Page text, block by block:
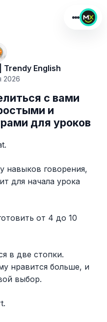
English
2026
с вами
и
для уроков
навыков говорения,
для начала урока
от 4 до 10
в две стопки.
нравится больше, и
выбор.